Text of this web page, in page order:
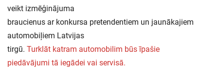
veikt izmēģinājuma
braucienus ar konkursa pretendentiem un jaunākajiem
automobiļiem Latvijas
tirgū. Turklāt katram automobilim būs īpašie
piedāvājumi tā iegādei vai servisā.